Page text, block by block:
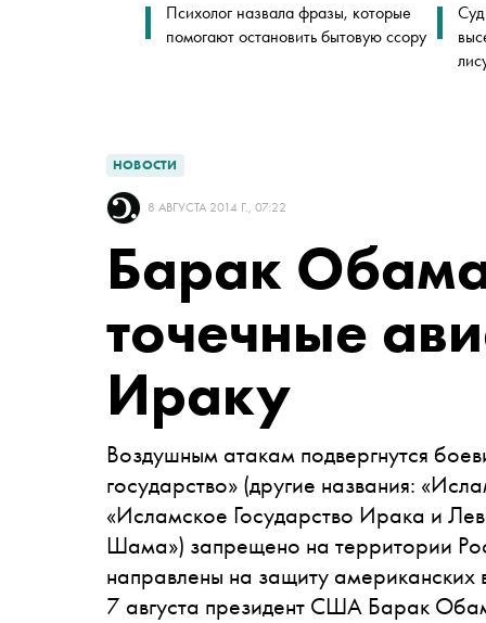
Психолог назвала фразы, которые
помогают остановить бытовую ссору
НОВОСТИ
8 АВГУСТА 2014 Г., 07:22
Барак
точечные
Ираку
Воздушным атакам подвергнутся
государство» (другие названия:
«Исламское Государство Ирака и
Шама») запрещено на территории
направлены на защиту американских
7 августа президент США Барак